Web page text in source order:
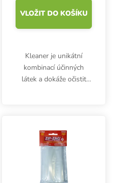
VLOŽIT DO KOŠÍKU
Kleaner je unikátní
kombinací účinných
látek a dokáže očistit
rozprašovačem.